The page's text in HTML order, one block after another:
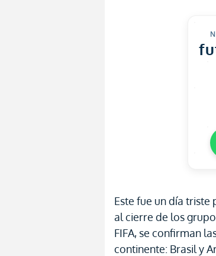
Este fue un día
al cierre de los
FIFA, se confirman
continente: Brasil y